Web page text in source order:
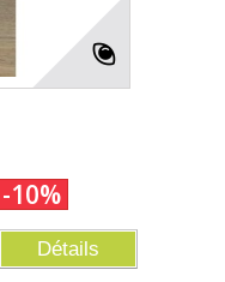
-10%
Détails